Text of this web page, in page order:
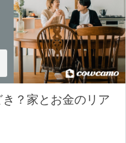
？家とお金のリア